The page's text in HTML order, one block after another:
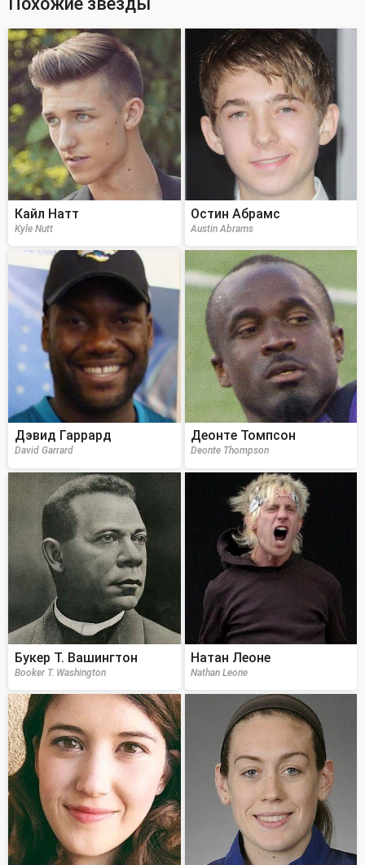
Кайл Натт
Kyle Nutt
Остин Абрамс
Austin Abrams
Дэвид Гаррард
David Garrard
Деонте Томпсон
Deonte Thompson
Букер Т. Вашингтон
Booker T. Washington
Натан Леоне
Nathan Leone